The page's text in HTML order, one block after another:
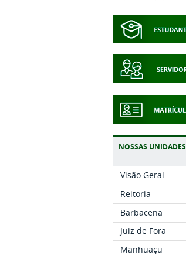
NOSSAS UNIDADES
Visão Geral
Reitoria
Barbacena
Juiz de Fora
Manhuaçu